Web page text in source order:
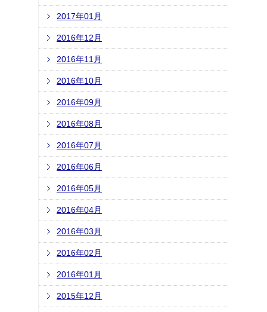
2017年01月
2016年12月
2016年11月
2016年10月
2016年09月
2016年08月
2016年07月
2016年06月
2016年05月
2016年04月
2016年03月
2016年02月
2016年01月
2015年12月